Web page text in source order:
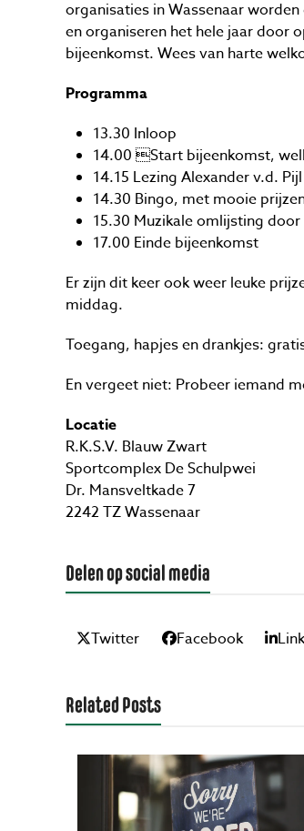
organisaties in Wassenaar
en organiseren het hele jaar door
bijeenkomst. Wees van harte
Programma
13.30 Inloop
14.00 Start bijeenkomst,
14.15 Lezing Alexander v.d.
14.30 Bingo, met mooie
15.30 Muzikale omlijsting
17.00 Einde bijeenkomst
Er zijn dit keer ook weer leuke
middag.
Toegang, hapjes en drankjes:
En vergeet niet: Probeer iemand
Locatie
R.K.S.V. Blauw Zwart
Sportcomplex De Schulpwei
Dr. Mansveltkade 7
2242 TZ Wassenaar
Delen op social media
Twitter Facebook
Related Posts